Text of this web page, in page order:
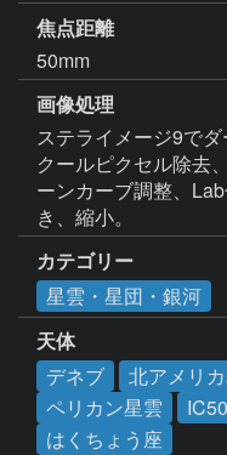
焦点距離
50mm
画像処理
ステライメージ9で
クールピクセル除去
ーンカーブ調整、
き、縮小。
カテゴリー
星雲・星団・銀河
天体
デネブ
北アメリ
ペリカン星雲
はくちょう座